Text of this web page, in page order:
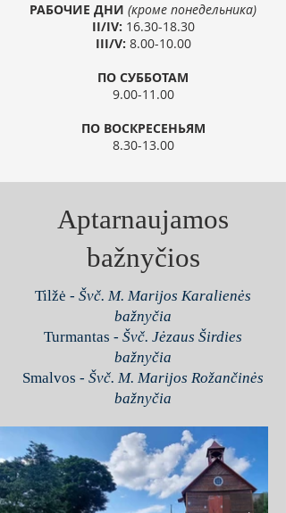
РАБОЧИЕ ДНИ (кроме понедельника)
II/IV: 16.30-18.30
III/V: 8.00-10.00
ПО СУББОТАМ​
9.00-11.00
ПО ВОСКРЕСЕНЬЯМ
8.30-13.00
Aptarnaujamos
bažnyčios
Tilžė - Švč. M. Marijos Karalienės
bažnyčia
Turmantas - Švč. Jėzaus Širdies
bažnyčia
Smalvos - Švč. M. Marijos Rožančinės
bažnyčia